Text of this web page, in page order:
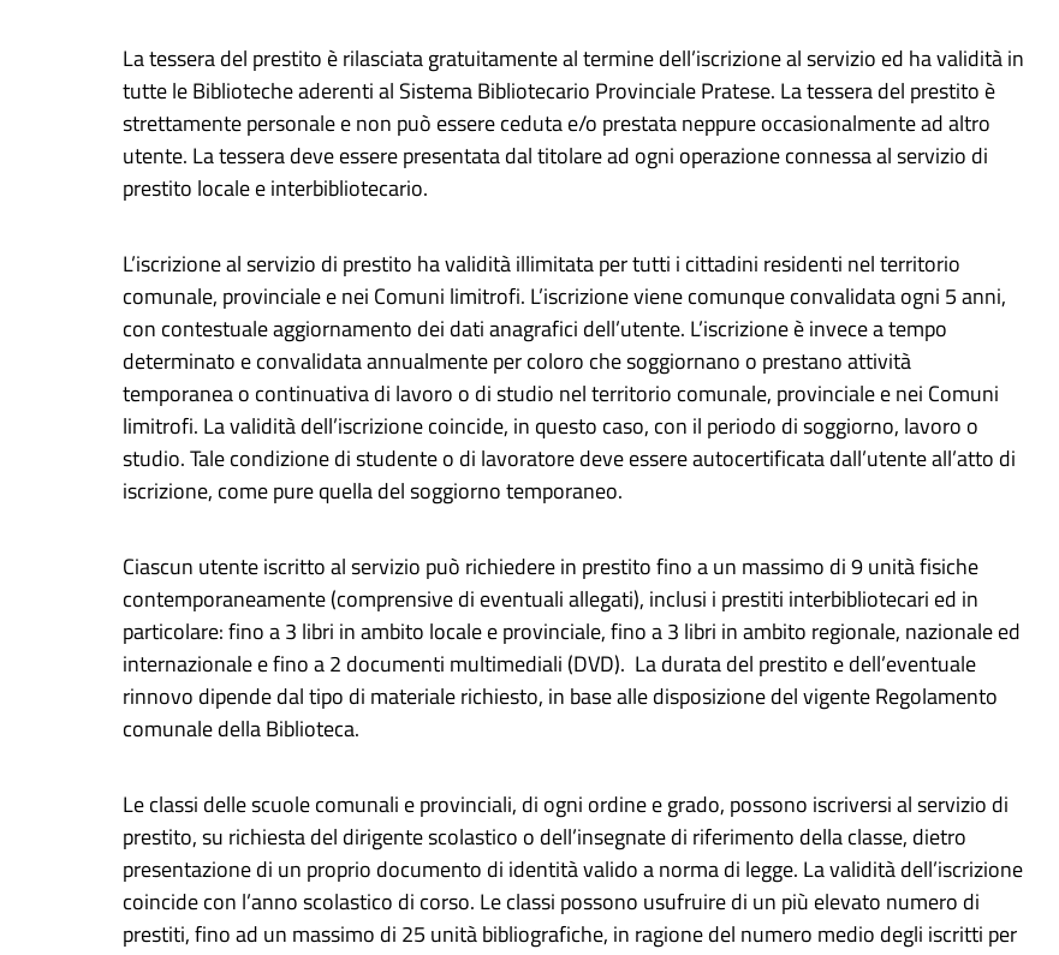
La tessera del prestito è rilasciata gratuitamente al termine dell’iscrizione al servizio ed ha validitàin
tutte le Biblioteche aderenti al Sistema Bibliotecario Provinciale Pratese. La tessera del prestito è
strettamente personale enon può essere ceduta e/o prestata neppure occasionalmente ad altro
utente. La tessera deve essere presentata dal titolare ad ogni operazione connessa al servizio di
prestito locale e interbibliotecario.
L’iscrizione al servizio di prestito ha validità illimitata per tutti i cittadini residenti nel territorio
comunale, provinciale e nei Comuni limitrofi. L’iscrizione viene comunque convalidata ogni 5 anni,
con contestuale aggiornamento dei dati anagrafici dell’utente. L’iscrizione è invece a tempo
determinato e convalidata annualmente per coloro che soggiornano o prestano attività
temporanea o continuativa di lavoro o di studio nel territorio comunale, provinciale e nei Comuni
limitrofi. La validità dell’iscrizione coincide, in questo caso, con il periodo di soggiorno, lavoro o
studio. Tale condizione di studente o di lavoratore deve essere autocertificata dall’utente all’atto di
iscrizione, come pure quella del soggiorno temporaneo.
Ciascun utente iscritto al servizio può richiedere in prestito fino a un massimo di 9 unità fisiche
contemporaneamente (comprensive di eventuali allegati), inclusi i prestiti interbibliotecari ed in
particolare: fino a 3 libri in ambito locale e provinciale, fino a 3 libri in ambito regionale, nazionale ed
internazionale e fino a 2 documenti multimediali (DVD). La durata del prestito e dell’eventuale
rinnovo dipende dal tipo di materiale richiesto, in base alle disposizione del vigente Regolamento
comunale della Biblioteca.
Le classi delle scuole comunali e provinciali, di ogni ordine e grado, possono iscriversi al servizio di
prestito, su richiesta del dirigente scolastico o dell’insegnate di riferimento della classe, dietro
presentazione di un proprio documento di identità valido a norma di legge. La validità dell’iscrizione
coincide con l’anno scolastico di corso. Le classi possono usufruire di un più elevato numero di
prestiti, fino ad un massimo di 25 unità bibliografiche, in ragione del numero medio degli iscritti per